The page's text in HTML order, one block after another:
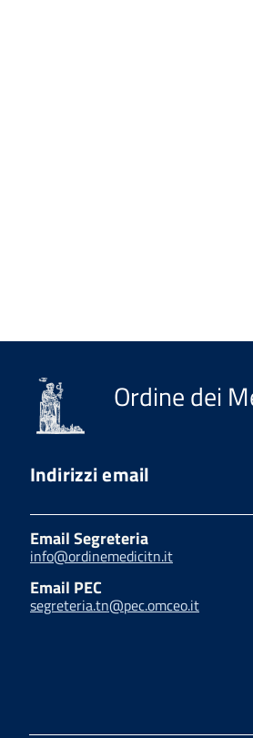
Ordine dei
Indirizzi email
Email Segreteria
info@ordinemedicitn.it
Email PEC
segreteria.tn@pec.omceo.it